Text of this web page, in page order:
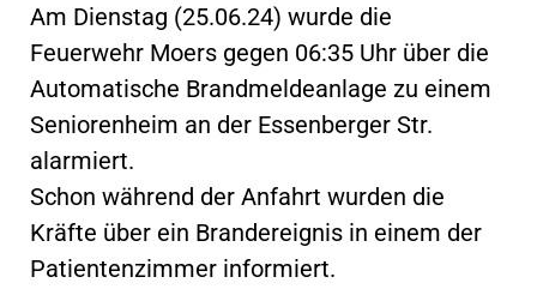
Am Dienstag (25.06.24) wurde die
Feuerwehr Moers gegen 06:35 Uhr über die
Automatische Brandmeldeanlage zu einem
Seniorenheim an der Essenberger Str.
alarmiert.
Schon während der Anfahrt wurden die
Kräfte über ein Brandereignis in einem der
Patientenzimmer informiert.